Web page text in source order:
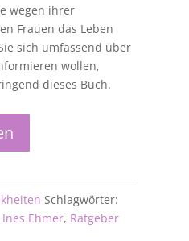
wegen ihrer
Frauen das Leben
sich umfassend über
wollen,
dieses Buch.
Schlagwörter:
Ines Ehmer, Ratgeber